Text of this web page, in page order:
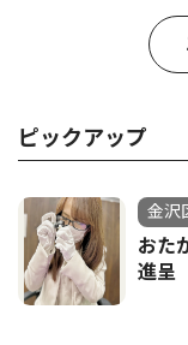
ピックアップ
金沢
おた
進呈